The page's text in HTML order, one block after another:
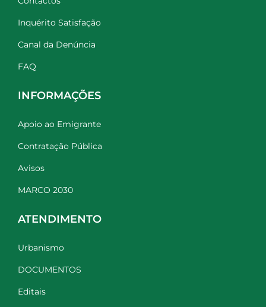
Inquérito Satisfação
Canal da Denúncia
FAQ
INFORMAÇÕES
Apoio ao Emigrante
Contratação Pública
Avisos
MARCO 2030
ATENDIMENTO
Urbanismo
DOCUMENTOS
Editais